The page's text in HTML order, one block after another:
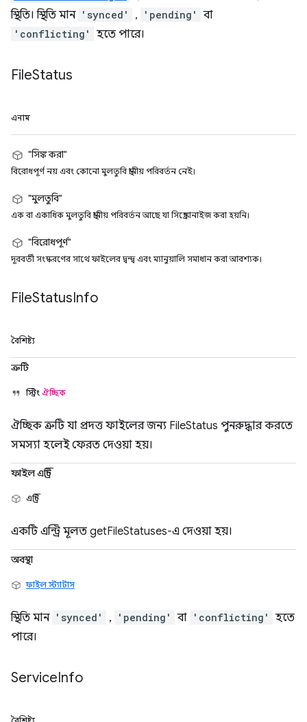
স্থিতি। স্থিতি মান 'synced' , 'pending' বা
'conflicting' হতে পারে।
FileStatus
এনাম
"সিঙ্ক করা"
বিরোধপূর্ণ নয় এবং কোনো মুলতুবি স্থানীয় পরিবর্তন নেই।
"মুলতুবি"
এক বা একাধিক মুলতুবি স্থানীয় পরিবর্তন আছে যা সিঙ্ক্রোনাইজ করা হয়নি।
"বিরোধপূর্ণ"
দূরবর্তী সংস্করণের সাথে ফাইলের দ্বন্দ্ব এবং ম্যানুয়ালি সমাধান করা আবশ্যক।
FileStatusInfo
বৈশিষ্ট্য
ত্রুটি
স্ট্রিং ঐচ্ছিক
ঐচ্ছিক ত্রুটি যা প্রদত্ত ফাইলের জন্য FileStatus পুনরুদ্ধার করতে
সমস্যা হলেই ফেরত দেওয়া হয়।
ফাইল এন্ট্রি
এন্ট্রি
একটি এন্ট্রি মূলত getFileStatuses-এ দেওয়া হয়।
অবস্থা
ফাইল স্ট্যাটাস
স্থিতি মান 'synced' , 'pending' বা 'conflicting'
হতে
পারে।
ServiceInfo